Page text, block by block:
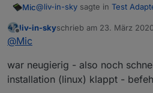
Mic@liv-in-sky sagte in Test
Danke :-)
Läuft bei mir sowohl auf
Offline
liv-in-skyschrieb am 23. März
zuletzt editiert von
@Mic
war neugierig - also noch
installation (linux) klappt -